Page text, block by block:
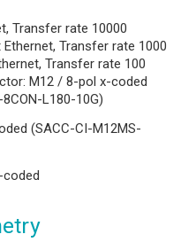
Transfer rate 10000
Transfer rate 1000
Transfer rate 100
M12 / 8-pol x-coded
L180-10G)
(SACC-CI-M12MS-
coded